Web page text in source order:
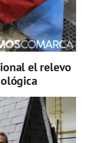
el relevo